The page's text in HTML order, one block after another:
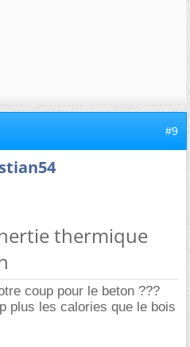
#9
thermique
coup pour le beton ???
plus les calories que le bois